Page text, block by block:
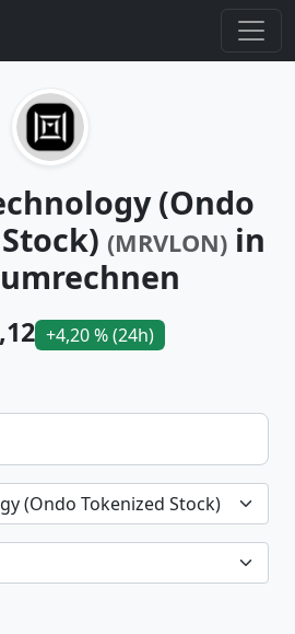
(Ondo
(MRVLON)in
+4,20 % (24h)
(Ondo Tokenized Stock) MRVLON